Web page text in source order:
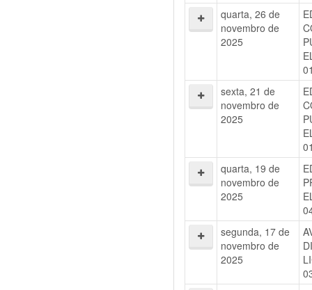
quarta, 26 de
novembro de
2025
sexta, 21 de
novembro de
2025
quarta, 19 de
novembro de
2025
segunda, 17 de
novembro de
2025